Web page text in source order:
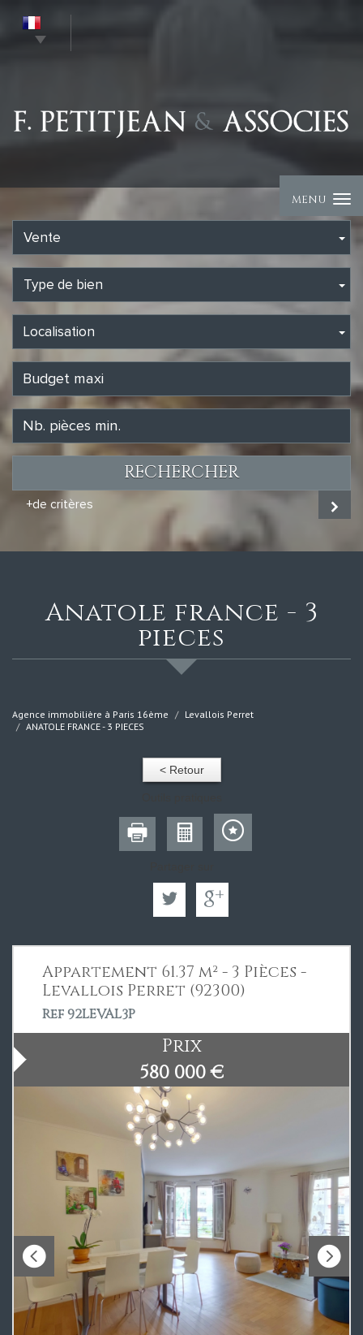
MENU
Vente
Type de bien
Localisation
RECHERCHER
+de critères
anatole france - 3
pieces
Agence immobilière à Paris 16ème
Levallois Perret
ANATOLE FRANCE - 3 PIECES
< Retour
Appartement 61.37 m² - 3 Pièces -
Levallois Perret (92300)
Ref 92LEVAL3P
Prix
580 000 €